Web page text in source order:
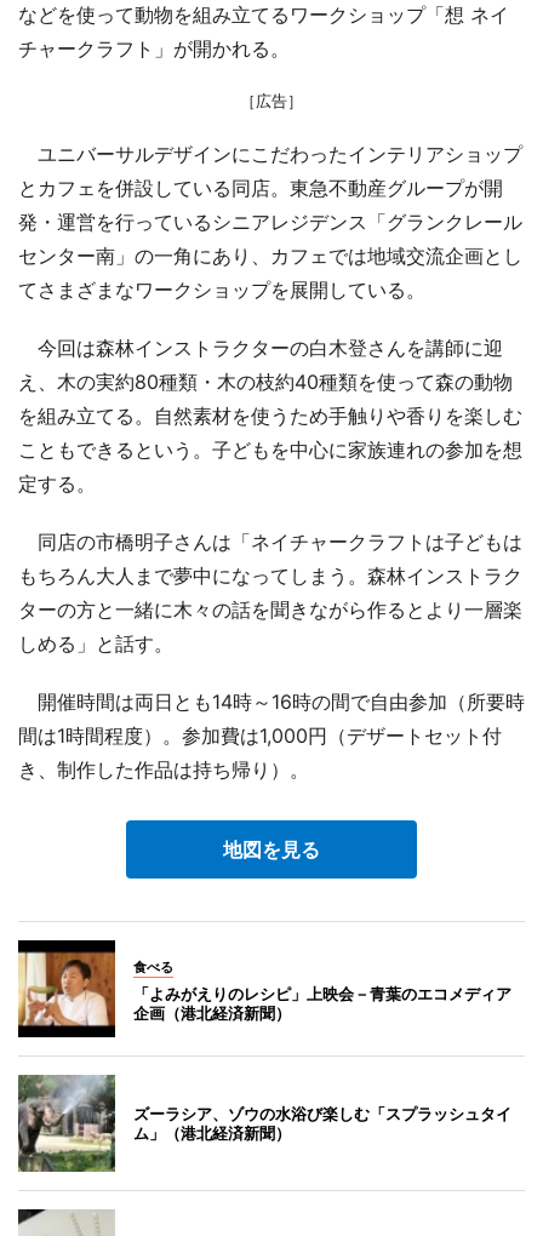
などを使って動物を組み立てるワークショップ「想 ネイ
チャークラフト」が開かれる。
［広告］
ユニバーサルデザインにこだわったインテリアショップ
とカフェを併設している同店。東急不動産グループが開
発・運営を行っているシニアレジデンス「グランクレール
センター南」の一角にあり、カフェでは地域交流企画とし
てさまざまなワークショップを展開している。
今回は森林インストラクターの白木登さんを講師に迎
え、木の実約80種類・木の枝約40種類を使って森の動物
を組み立てる。自然素材を使うため手触りや香りを楽しむ
こともできるという。子どもを中心に家族連れの参加を想
定する。
同店の市橋明子さんは「ネイチャークラフトは子どもは
もちろん大人まで夢中になってしまう。森林インストラク
ターの方と一緒に木々の話を聞きながら作るとより一層楽
しめる」と話す。
開催時間は両日とも14時～16時の間で自由参加（所要時
間は1時間程度）。参加費は1,000円（デザートセット付
き、制作した作品は持ち帰り）。
地図を見る
食べる
「よみがえりのレシピ」上映会－青葉のエコメディア
企画（港北経済新聞）
ズーラシア、ゾウの水浴び楽しむ「スプラッシュタイ
ム」（港北経済新聞）